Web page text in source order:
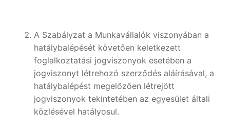
A Szabályzat a Munkavállalók viszonyában a
hatálybalépését követően keletkezett
foglalkoztatási jogviszonyok esetében a
jogviszonyt létrehozó szerződés aláírásával, a
hatálybalépést megelőzően létrejött
jogviszonyok tekintetében az egyesület általi
közlésével hatályosul.